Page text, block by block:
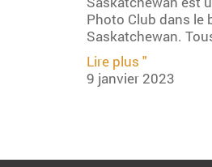
Photo Club dans le
Saskatchewan.
Lire plus "
9 janvier 2023